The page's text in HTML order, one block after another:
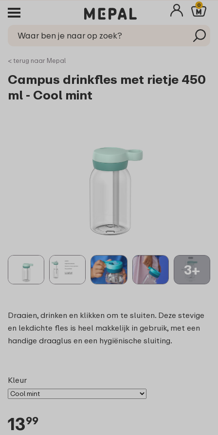
0
< terug naar Mepal
Campus drinkfles met rietje 450
ml - Cool mint
3+
Draaien, drinken en klikken om te sluiten. Deze stevige
en lekdichte fles is heel makkelijk in gebruik, met een
handige draaglus en een hygiënische sluiting.
Kleur
1399